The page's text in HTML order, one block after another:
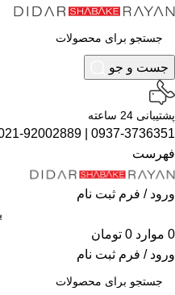
جست و جو
پشتیبانی 24 ساعته
0937-3736351
92002889
فهرست
ورود / فرم ثبت نام
0 موارد 0 تومان
ورود / فرم ثبت نام